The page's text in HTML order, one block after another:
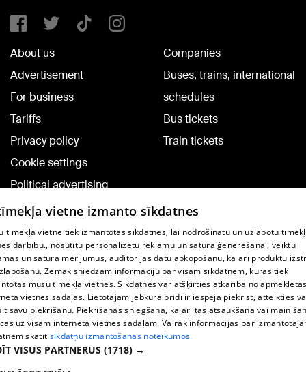
About us
Advertisement
For business
Tariffs
Privacy policy
Cookie settings
Political advertising
Cookie policy
Commenting terms
Companies
Buses, trains, international
schedules
Bus tickets
Train tickets
TV program
Contract rules
360 Ziņu kontakti
Helio Media
Vortal assistance service: e-mail -
vietne izmanto sīkdatnes
tīmekļa vietnē tiek izmantotas sīkdatnes, lai nodrošinātu un uzlabotu
darbību., nosūtītu personalizētu reklāmu un satura ģenerēšanai, veiktu
un satura mērījumus, auditorijas datu apkopošanu, kā arī produktu
Zemāk sniedzam informāciju par visām sīkdatnēm, kuras tiek
mūsu tīmekļa vietnēs. Sīkdatnes var atšķirties atkarībā no
vietnes sadaļas. Lietotājam jebkurā brīdī ir iespēja piekrist, atteikties
savu piekrišanu. Piekrišanas sniegšana, kā arī tās atsaukšana vai
uz visām interneta vietnes sadaļām. Vairāk informācijas par
skatīt sīkdatņu izmantošanas noteikumos.
VISUS PARTNERUS (1718) →